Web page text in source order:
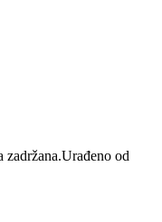
zadržana.Urađeno od